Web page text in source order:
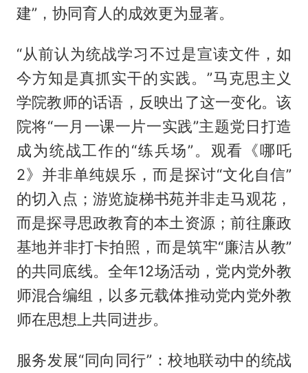
建”，协同育人的成效更为显著。
“从前认为统战学习不过是宣读文件，如
今方知是真抓实干的实践。”马克思主义
学院教师的话语，反映出了这一变化。该
院将“一月一课一片一实践”主题党日打造
成为统战工作的“练兵场”。观看《哪吒
2》并非单纯娱乐，而是探讨“文化自信”
的切入点；游览旋梯书苑并非走马观花，
而是探寻思政教育的本土资源；前往廉政
基地并非打卡拍照，而是筑牢“廉洁从教”
的共同底线。全年12场活动，党内党外教
师混合编组，以多元载体推动党内党外教
师在思想上共同进步。
服务发展“同向同行”：校地联动中的统战